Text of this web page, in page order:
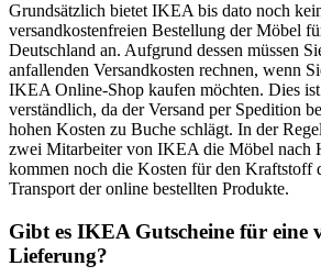
Grundsätzlich bietet IKEA bis dato noch
versandkostenfreien Bestellung der Möbel
Deutschland an. Aufgrund dessen müssen
anfallenden Versandkosten rechnen, wenn
IKEA Online-Shop kaufen möchten. Dies
verständlich, da der Versand per Spedition
hohen Kosten zu Buche schlägt. In der
zwei Mitarbeiter von IKEA die Möbel nach
kommen noch die Kosten für den Kraftstoff
Transport der online bestellten Produkte.
Gibt es IKEA Gutscheine für eine
Lieferung?